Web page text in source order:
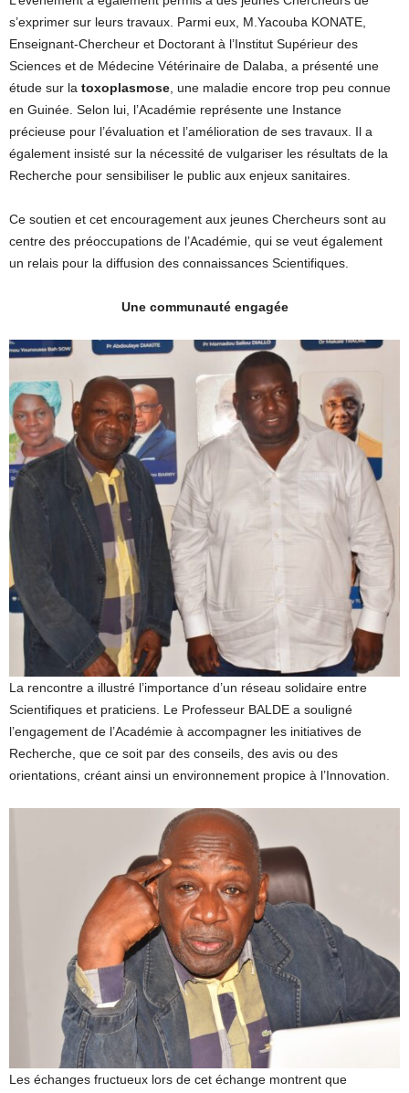
s’exprimer sur leurs travaux. Parmi eux, M.Yacouba KONATE,
Enseignant-Chercheur et Doctorant à l’Institut Supérieur des
Sciences et de Médecine Vétérinaire de Dalaba, a présenté une
étude sur la toxoplasmose, une maladie encore trop peu connue
en Guinée. Selon lui, l’Académie représente une Instance
précieuse pour l’évaluation et l’amélioration de ses travaux. Il a
également insisté sur la nécessité de vulgariser les résultats de la
Recherche pour sensibiliser le public aux enjeux sanitaires.
Ce soutien et cet encouragement aux jeunes Chercheurs sont au
centre des préoccupations de l’Académie, qui se veut également
un relais pour la diffusion des connaissances Scientifiques.
Une communauté engagée
La rencontre a illustré l’importance d’un réseau solidaire entre
Scientifiques et praticiens. Le Professeur BALDE a souligné
l’engagement de l’Académie à accompagner les initiatives de
Recherche, que ce soit par des conseils, des avis ou des
orientations, créant ainsi un environnement propice à l’Innovation.
Les échanges fructueux lors de cet échange montrent que